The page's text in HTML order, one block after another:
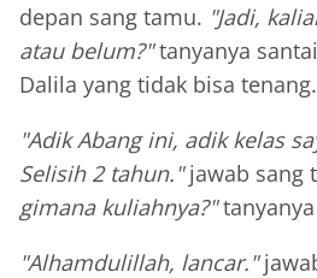
depan sang tamu. "Jadi,
atau belum?"tanyanya
Dalila yang tidak bisa tenang.
"Adik Abang ini, adik kelas
Selisih 2 tahun."jawab sang
gimana kuliahnya?"
"Alhamdulillah, lancar."